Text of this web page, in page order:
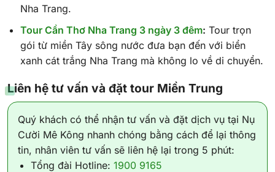
Nha Trang.
Tour Cần Thơ Nha Trang 3 ngày 3 đêm: Tour trọn
gói từ miền Tây sông nước đưa bạn đến với biển
xanh cát trắng Nha Trang mà không lo về di chuyển.
Liên hệ tư vấn và đặt tour Miền Trung
Quý khách có thể nhận tư vấn và đặt dịch vụ tại Nụ
Cười Mê Kông nhanh chóng bằng cách để lại thông
tin, nhân viên tư vấn sẽ liên hệ lại trong 5 phút:
Tổng đài Hotline: 1900 9165